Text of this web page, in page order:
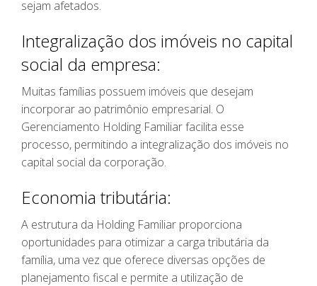
sejam afetados.
Integralização dos imóveis no capital
social da empresa:
Muitas famílias possuem imóveis que desejam
incorporar ao patrimônio empresarial. O
Gerenciamento Holding Familiar facilita esse
processo, permitindo a integralização dos imóveis no
capital social da corporação.
Economia tributária:
A estrutura da Holding Familiar proporciona
oportunidades para otimizar a carga tributária da
família, uma vez que oferece diversas opções de
planejamento fiscal e permite a utilização de